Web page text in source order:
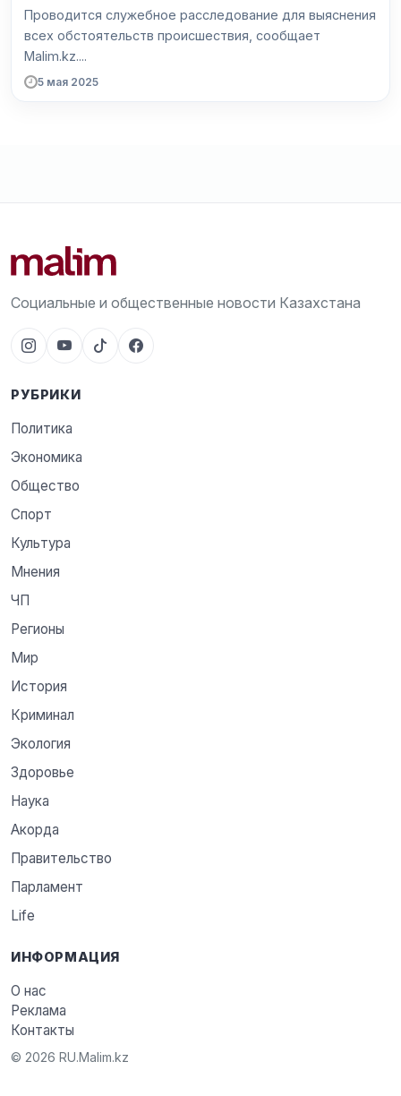
Проводится служебное расследование для выяснения
всех обстоятельств происшествия, сообщает
Malim.kz....
5 мая 2025
Социальные и общественные новости Казахстана
РУБРИКИ
Политика
Экономика
Общество
Спорт
Культура
Мнения
ЧП
Регионы
Мир
История
Криминал
Экология
Здоровье
Наука
Акорда
Правительство
Парламент
Life
ИНФОРМАЦИЯ
О нас
Реклама
Контакты
© 2026 RU.Malim.kz